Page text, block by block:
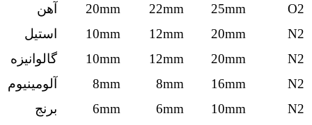
O2
25mm
22mm
20mm
آهن
N2
20mm
12mm
10mm
استیل
N2
20mm
12mm
10mm
گالوانیزه
N2
16mm
8mm
8mm
آلومینیوم
N2
10mm
6mm
6mm برنج